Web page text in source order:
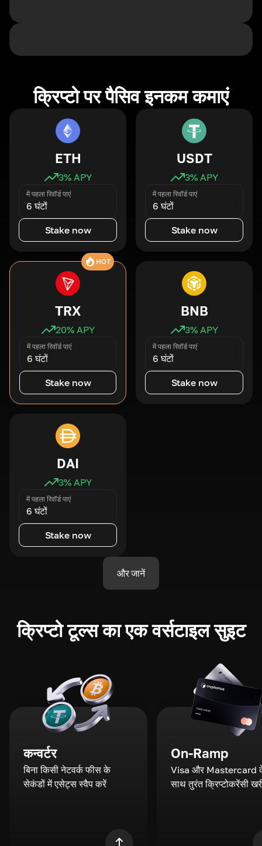
क्रिप्टो पर पैसिव इनकम कमाएं
ETH
3% APY
में पहला रिवॉर्ड पाएं
6 घंटों
Stake now
USDT
3% APY
में पहला रिवॉर्ड पाएं
6 घंटों
Stake now
HOT
TRX
20% APY
में पहला रिवॉर्ड पाएं
6 घंटों
Stake now
BNB
3% APY
में पहला रिवॉर्ड पाएं
6 घंटों
Stake now
DAI
3% APY
में पहला रिवॉर्ड पाएं
6 घंटों
Stake now
और जानें
क्रिप्टो टूल्स का एक वर्सटाइल सुइट
कन्वर्टर
बिना किसी नेटवर्क फीस के
सेकंडों में एसेट्स स्वैप करें
On-Ramp
Visa और Mastercard
साथ तुरंत क्रिप्टोकरेंसी